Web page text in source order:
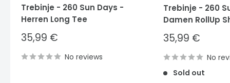
Trebinje - 260 Sun Days -
Herren Long Tee
Sale
price
35,99 €
No reviews
Trebinje - 260
Damen RollUp
Sale
price
35,99 €
No
Sold out